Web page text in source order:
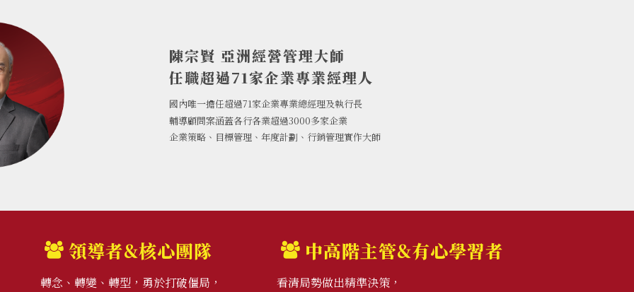
陳宗賢 亞洲經營管理大師
任職超過71家企業專業經理人
國內唯一擔任超過71家企業專業總經理及執行長
輔導顧問案涵蓋各行各業超過3000多家企業
企業策略、目標管理、年度計劃、行銷管理實作大師
領導者&核心團隊
轉念、轉變、轉型，勇於打破僵局，
中高階主管&有心學習者
看清局勢做出精準決策，